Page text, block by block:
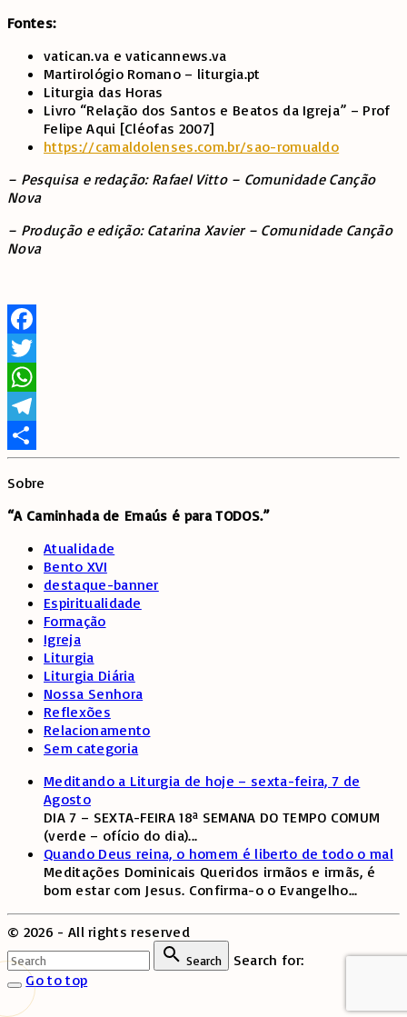
Fontes:
vatican.va e vaticannews.va
Martirológio Romano – liturgia.pt
Liturgia das Horas
Livro “Relação dos Santos e Beatos da Igreja” – Prof
Felipe Aqui [Cléofas 2007]
https://camaldolenses.com.br/sao-romualdo
– Pesquisa e redação: Rafael Vitto – Comunidade Canção
Nova
– Produção e edição: Catarina Xavier – Comunidade Canção
Nova
Facebook
Twitter
WhatsApp
Telegram
Share
Sobre
“A Caminhada de Emaús é para TODOS.”
Atualidade
Bento XVI
destaque-banner
Espiritualidade
Formação
Igreja
Liturgia
Liturgia Diária
Nossa Senhora
Reflexões
Relacionamento
Sem categoria
Meditando a Liturgia de hoje – sexta-feira, 7 de
Agosto
DIA 7 – SEXTA-FEIRA 18ª SEMANA DO TEMPO COMUM
(verde – ofício do dia)...
Quando Deus reina, o homem é liberto de todo o mal
Meditações Dominicais Queridos irmãos e irmãs, é
bom estar com Jesus. Confirma-o o Evangelho...
© 2026 - All rights reserved
Search
Search for:
Go to top